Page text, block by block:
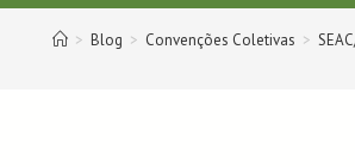
> Blog > Convenções Coletivas >